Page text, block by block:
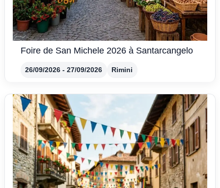
Foire de San Michele 2026 à Santarcangelo
26/09/2026 - 27/09/2026 Rimini